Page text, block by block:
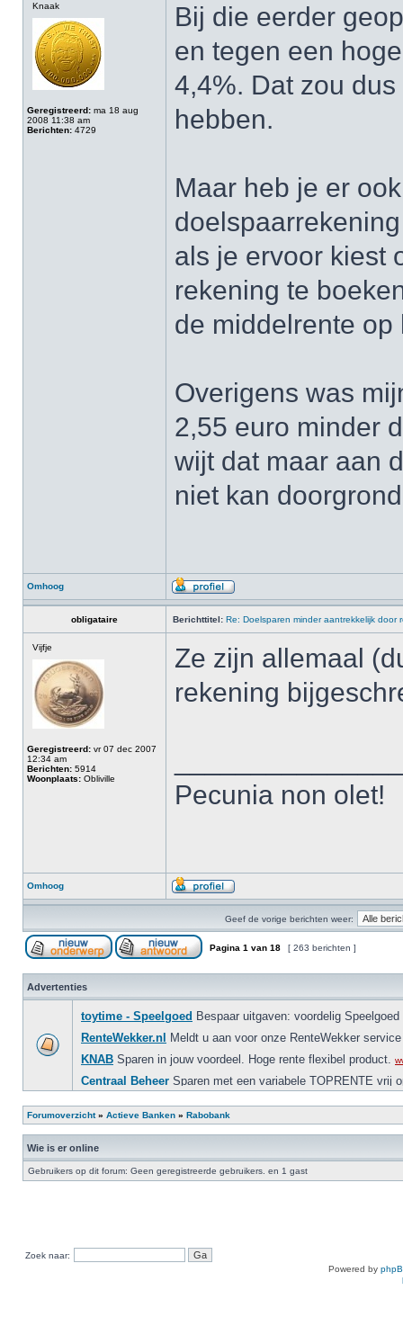
Knaak
Geregistreerd: ma 18 aug
2008 11:38 am
Berichten: 4729
Bij die eerder
en tegen een
4,4%. Dat zou
hebben.
Maar heb je er
als je ervoor kiest
rekening te
de middelrente
Overigens was
2,55 euro minder
wijt dat maar aan
niet kan
Omhoog
obligataire Berichttitel: Re: Doelsparen minder aantrekkelijk door
Vijfje
Geregistreerd: vr 07 dec 2007
12:34 am
Berichten: 5914
Woonplaats: Obliville
Ze zijn allemaal
rekening
Pecunia non olet!
Omhoog
Geef de vorige berichten weer:
Pagina 1 van 18 [ 263 berichten ]
Advertenties
Forumoverzicht» Actieve Banken » Rabobank
Wie is er online
Gebruikers op dit forum: Geen geregistreerde gebruikers. en 1 gast
Zoek naar:
Powered by